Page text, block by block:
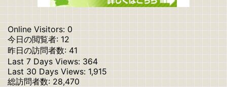
Online Visitors: 0
今日の閲覧者: 12
昨日の訪問者数: 41
Last 7 Days Views: 364
Last 30 Days Views: 1,915
総訪問者数: 28,470